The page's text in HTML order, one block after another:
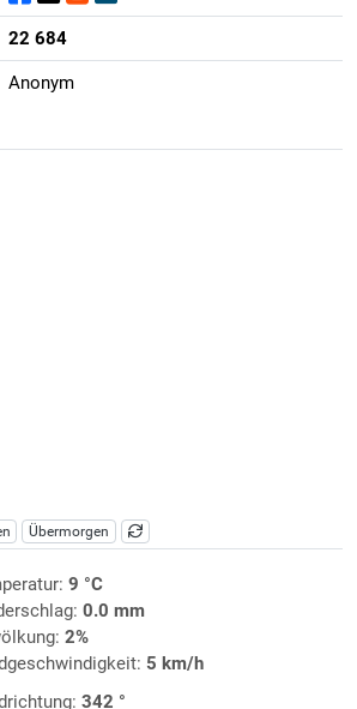
22 684
Anonym
Übermorgen
9 °C
0.0 mm
2%
5 km/h
342 °